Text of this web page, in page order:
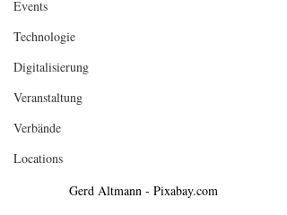
Events
Technologie
Digitalisierung
Veranstaltung
Verbände
Locations
Gerd Altmann - Pixabay.com